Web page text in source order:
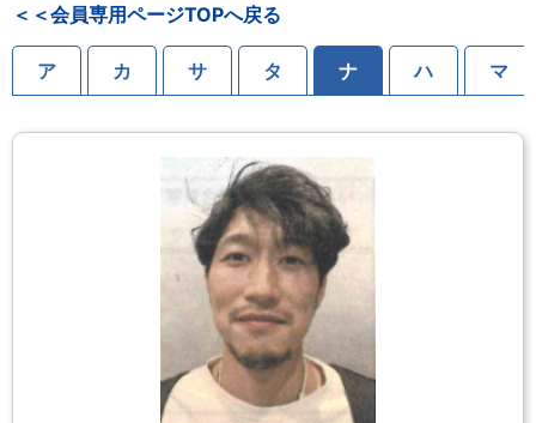
＜＜会員専用ページTOPへ戻る
ア カ サ タ ナ ハ マ